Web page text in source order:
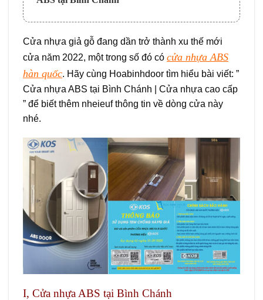
Cửa nhựa giả gỗ đang dần trở thành xu thế mới
cửa năm 2022, một trong số đó có cửa nhựa ABS
hàn quốc. Hãy cùng Hoabinhdoor tìm hiểu bài viết: ”
Cửa nhựa ABS tại Bình Chánh | Cửa nhựa cao cấp
” để biết thêm nheieuf thông tin về dòng cửa này
nhé.
I, Cửa nhựa ABS tại Bình Chánh